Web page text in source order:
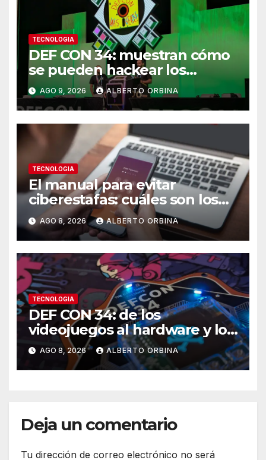
TECNOLOGIA
DEF CON 34: muestran cómo
se pueden hackear los
controles biométricos de
bancos y fintech de América
Latina
AGO 9, 2026 ALBERTO ORBINA
TECNOLOGIA
El manual para evitar
ciberestafas: cuáles son los
engaños más comunes y las
señales de alerta
AGO 8, 2026 ALBERTO ORBINA
TECNOLOGIA
DEF CON 34: de los
videojuegos al hardware y los
autos, el llamado hacker a
recuperar el control de la
tecnología
AGO 8, 2026 ALBERTO ORBINA
Deja un comentario
Tu dirección de correo electrónico no será